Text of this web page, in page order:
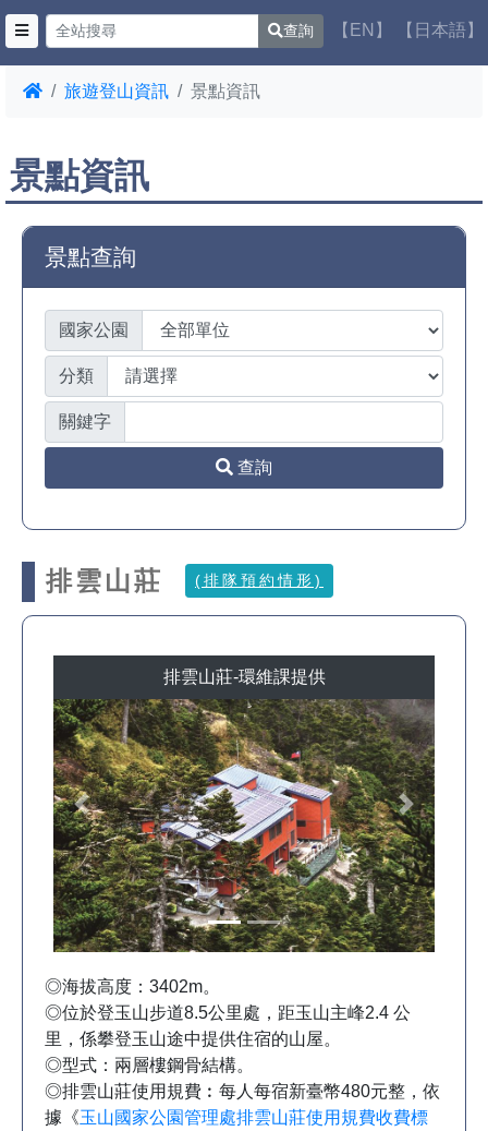
查詢 【EN】 【日本語】
旅遊登山資訊 景點資訊
景點資訊
景點查詢
國家公園
分類
關鍵字
查詢
排雲山莊 (排隊預約情形)
排雲山莊-環維課提供
Previous Next
◎海拔高度：3402m。
◎位於登玉山步道8.5公里處，距玉山主峰2.4 公
里，係攀登玉山途中提供住宿的山屋。
◎型式：兩層樓鋼骨結構。
◎排雲山莊使用規費︰每人每宿新臺幣480元整，依
據《玉山國家公園管理處排雲山莊使用規費收費標